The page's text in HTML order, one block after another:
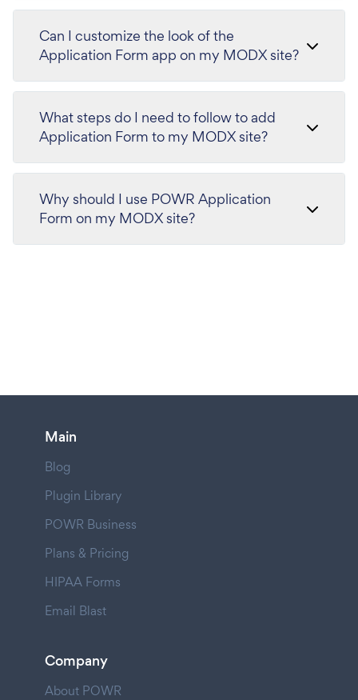
Can I customize the look of the
Application Form app on my MODX site?
What steps do I need to follow to add
Application Form to my MODX site?
Why should I use POWR Application
Form on my MODX site?
Main
Blog
Plugin Library
POWR Business
Plans & Pricing
HIPAA Forms
Email Blast
Company
About POWR